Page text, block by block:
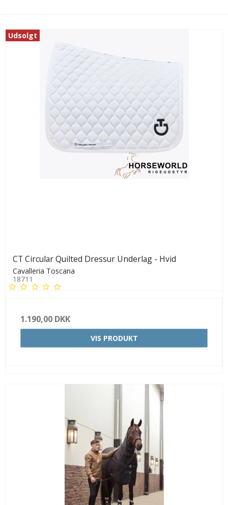
Udsolgt
CT Circular Quilted Dressur Underlag - Hvid
Cavalleria Toscana
18711
1.190,00 DKK
VIS PRODUKT